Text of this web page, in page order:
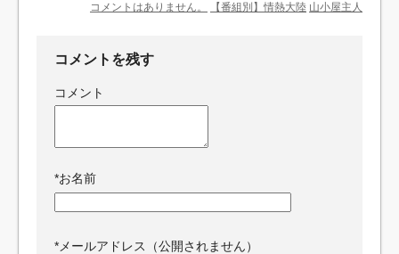
コメントはありません。
【番組別】情熱大陸 山小屋主人
コメントを残す
コメント
*お名前
* メールアドレス（公開されません）